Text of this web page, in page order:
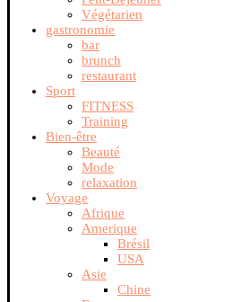
Végétarien
gastronomie
bar
brunch
restaurant
Sport
FITNESS
Training
Bien-être
Beauté
Mode
relaxation
Voyage
Afrique
Amerique
Brésil
USA
Asie
Chine